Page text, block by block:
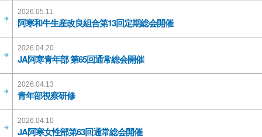
2026.05.11
阿寒和牛生産改良組合第13回定期総会開催
2026.04.20
JA阿寒青年部 第65回通常総会開催
2026.04.13
青年部視察研修
2026.04.10
JA阿寒女性部第63回通常総会開催